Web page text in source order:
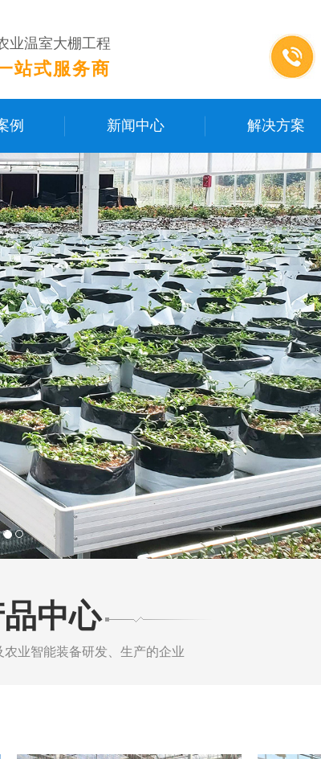
业温室大棚工程
站式服务商
例 新闻中心 解决方案
2 3
中心
业智能装备研发、生产的企业